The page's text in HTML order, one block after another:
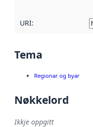
URI:
Tema
Regionar og byar
Nøkkelord
Ikkje oppgitt